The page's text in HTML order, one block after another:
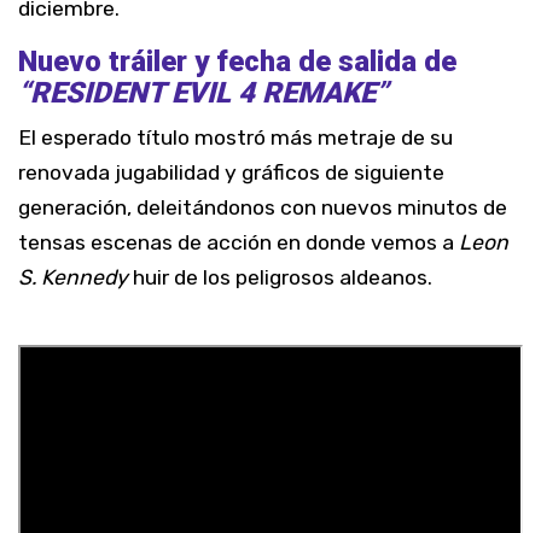
diciembre.
Nuevo tráiler y fecha de salida de
“RESIDENT EVIL 4 REMAKE”
El esperado título mostró más metraje de su
renovada jugabilidad y gráficos de siguiente
generación, deleitándonos con nuevos minutos de
tensas escenas de acción en donde vemos a Leon
S. Kennedyhuir de los peligrosos aldeanos.